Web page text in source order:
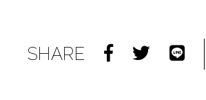
SHARE